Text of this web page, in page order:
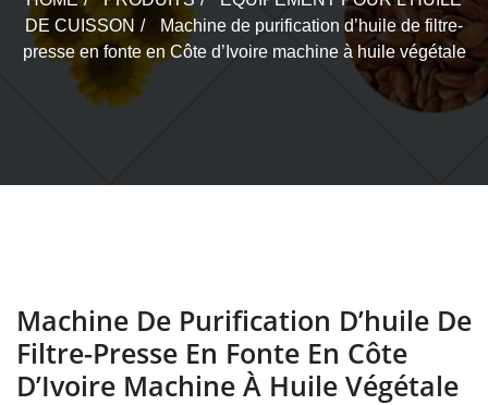
DE CUISSON
Machine de purification d’huile de filtre-
presse en fonte en Côte d’Ivoire machine à huile végétale
Machine De Purification D’huile De
Filtre-Presse En Fonte En Côte
D’Ivoire Machine À Huile Végétale